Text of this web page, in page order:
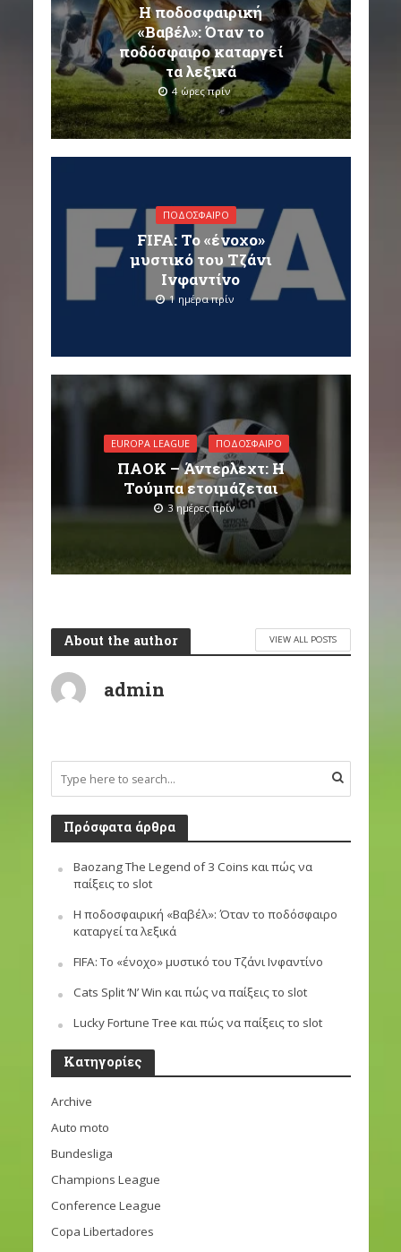
Η ποδοσφαιρική
«Βαβέλ»: Όταν το
ποδόσφαιρο καταργεί
τα λεξικά
4 ώρες πρίν
ΠΟΔΌΣΦΑΙΡΟ
FIFA: Το «ένοχο»
μυστικό του Τζάνι
Ινφαντίνο
1 ημέρα πρίν
EUROPA LEAGUE ΠΟΔΌΣΦΑΙΡΟ
ΠΑΟΚ – Άντερλεχτ: Η
Τούμπα ετοιμάζεται
3 ημέρες πρίν
About the author VIEW ALL POSTS
admin
Πρόσφατα άρθρα
Baozang The Legend of 3 Coins και πώς να
παίξεις το slot
Η ποδοσφαιρική «Βαβέλ»: Όταν το ποδόσφαιρο
καταργεί τα λεξικά
FIFA: Το «ένοχο» μυστικό του Τζάνι Ινφαντίνο
Cats Split ‘N’ Win και πώς να παίξεις το slot
Lucky Fortune Tree και πώς να παίξεις το slot
Kατηγορίες
Archive
Auto moto
Bundesliga
Champions League
Conference League
Copa Libertadores